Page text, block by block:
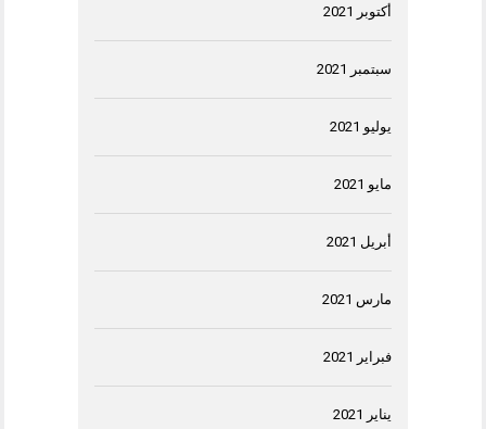
أكتوبر 2021
سبتمبر 2021
يوليو 2021
مايو 2021
أبريل 2021
مارس 2021
فبراير 2021
يناير 2021